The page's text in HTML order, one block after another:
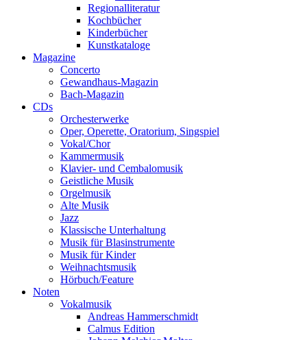
Regionalliteratur
Kochbücher
Kinderbücher
Kunstkataloge
Magazine
Concerto
Gewandhaus-Magazin
Bach-Magazin
CDs
Orchesterwerke
Oper, Operette, Oratorium, Singspiel
Vokal/Chor
Kammermusik
Klavier- und Cembalomusik
Geistliche Musik
Orgelmusik
Alte Musik
Jazz
Klassische Unterhaltung
Musik für Blasinstrumente
Musik für Kinder
Weihnachtsmusik
Hörbuch/Feature
Noten
Vokalmusik
Andreas Hammerschmidt
Calmus Edition